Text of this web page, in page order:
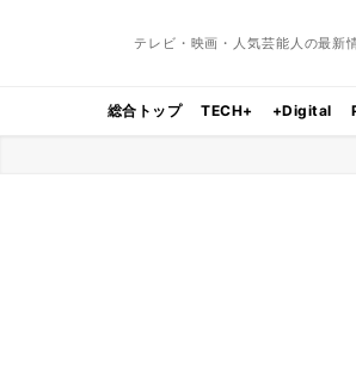
テレビ・映画・人気芸能人の最新
総合トップ TECH+ +Digital